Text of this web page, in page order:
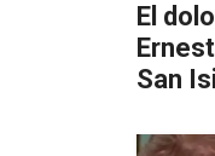
El
San